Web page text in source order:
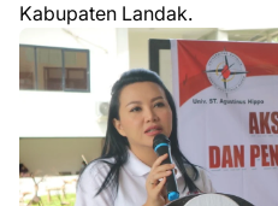
Kabupaten Landak.